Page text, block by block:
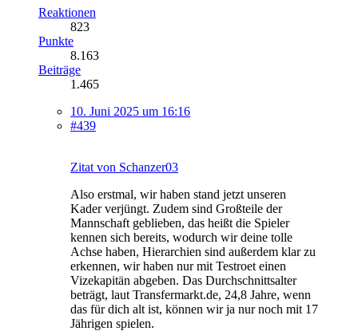
Reaktionen
823
Punkte
8.163
Beiträge
1.465
10. Juni 2025 um 16:16
#439
Zitat von Schanzer03
Also erstmal, wir haben stand jetzt unseren
Kader verjüngt. Zudem sind Großteile der
Mannschaft geblieben, das heißt die Spieler
kennen sich bereits, wodurch wir deine tolle
Achse haben, Hierarchien sind außerdem klar zu
erkennen, wir haben nur mit Testroet einen
Vizekapitän abgeben. Das Durchschnittsalter
beträgt, laut Transfermarkt.de, 24,8 Jahre, wenn
das für dich alt ist, können wir ja nur noch mit 17
Jährigen spielen.